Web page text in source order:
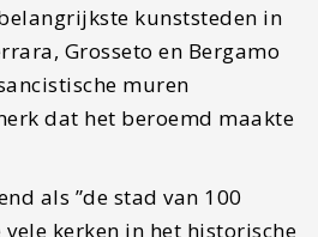
kunststeden in
Grosseto en Bergamo
muren
dat het beroemd maakte
als ”de stad van 100
vele kerken in het historische